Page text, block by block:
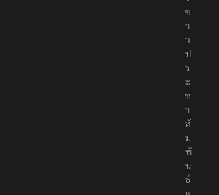
ส่
ง
ข่
า
ว
ป
ร
ะ
ช
า
สั
ม
พั